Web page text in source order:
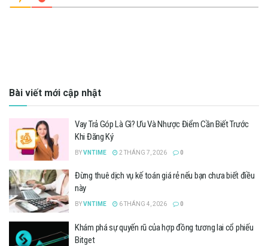
Bài viết mới cập nhật
Vay Trả Góp Là Gì? Ưu Và Nhược Điểm Cần Biết Trước
Khi Đăng Ký
BYVNTIME 2 THÁNG 7, 2026 0
Đừng thuê dịch vụ kế toán giá rẻ nếu bạn chưa biết điều
này
BYVNTIME 6 THÁNG 4, 2026 0
Khám phá sự quyến rũ của hợp đồng tương lai cổ phiếu
Bitget